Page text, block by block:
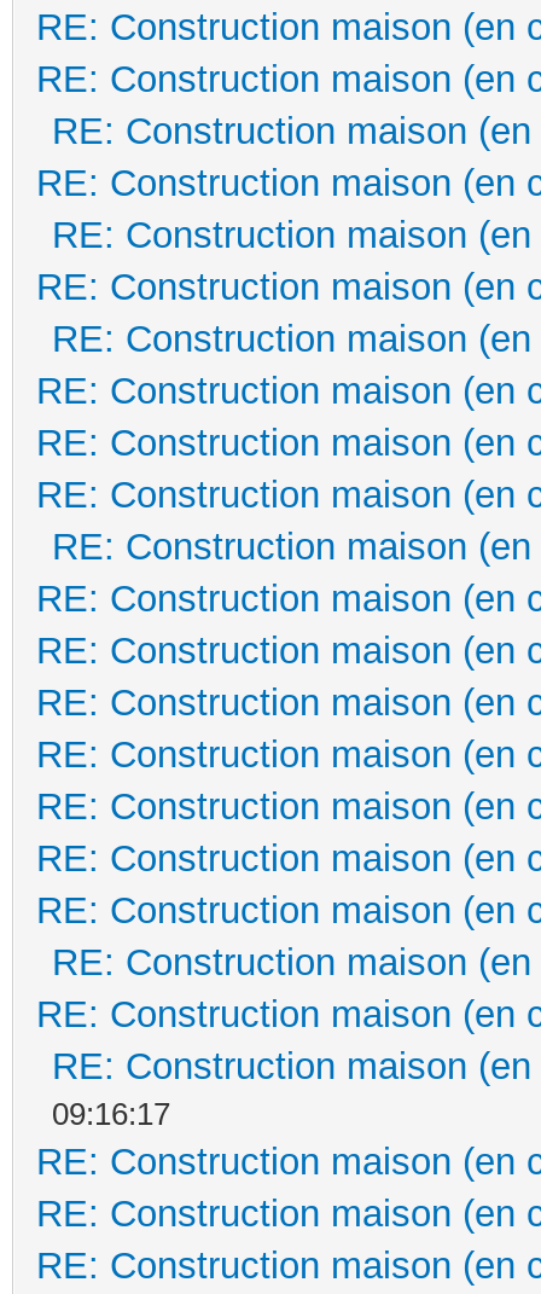
RE: Construction maison (en
RE: Construction maison (en
RE: Construction maison
RE: Construction maison (en
RE: Construction maison
RE: Construction maison (en
RE: Construction maison
RE: Construction maison (en
RE: Construction maison (en
RE: Construction maison (en
RE: Construction maison
RE: Construction maison (en
RE: Construction maison (en
RE: Construction maison (en
RE: Construction maison (en
RE: Construction maison (en
RE: Construction maison (en
RE: Construction maison (en
RE: Construction maison
RE: Construction maison (en
RE: Construction maison
09:16:17
RE: Construction maison (en
RE: Construction maison (en
RE: Construction maison (en